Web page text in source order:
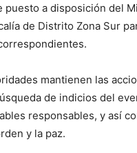
puesto a disposición del
de Distrito Zona Sur
mantienen las
de indicios del
responsables, y así
y la paz.